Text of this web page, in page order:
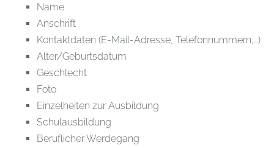
Name
Anschrift
Kontaktdaten (E-Mail-Adresse, Telefonnummern,…)
Alter/Geburtsdatum
Geschlecht
Foto
Einzelheiten zur Ausbildung
Schulausbildung
Beruflicher Werdegang